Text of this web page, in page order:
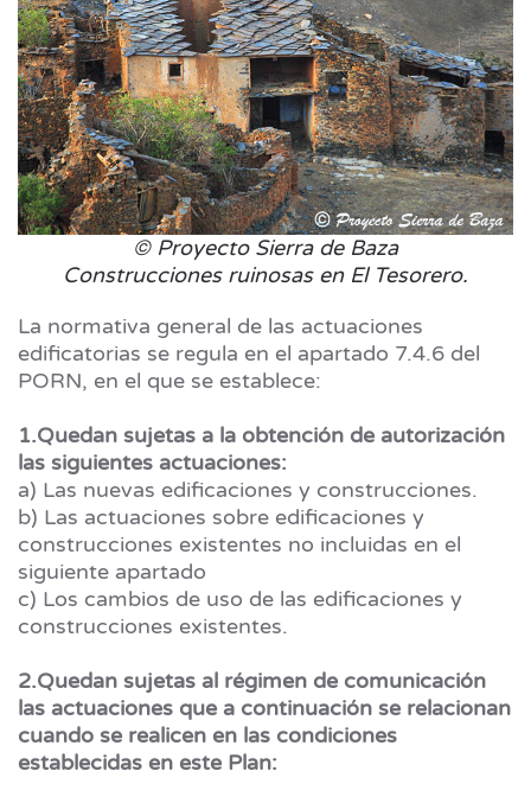
© Proyecto Sierra de Baza
Construcciones ruinosas en El Tesorero.
La normativa general de las actuaciones
edificatorias se regula en el apartado 7.4.6 del
PORN, en el que se establece:
1.Quedan sujetas a la obtención de autorización
las siguientes actuaciones:
a) Las nuevas edificaciones y construcciones.
b) Las actuaciones sobre edificaciones y
construcciones existentes no incluidas en el
siguiente apartado
c) Los cambios de uso de las edificaciones y
construcciones existentes.
2.Quedan sujetas al régimen de comunicación
las actuaciones que a continuación se relacionan
cuando se realicen en las condiciones
establecidas en este Plan: